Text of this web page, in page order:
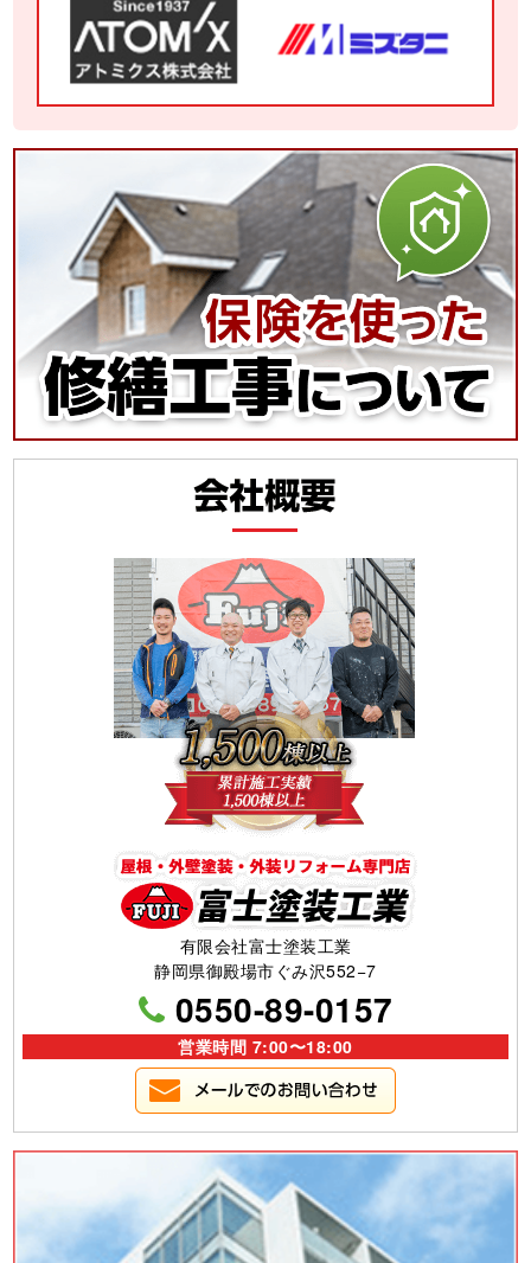
有限会社富士塗装工業
静岡県御殿場市ぐみ沢552−7
0550-89-0157
営業時間 7:00〜18:00